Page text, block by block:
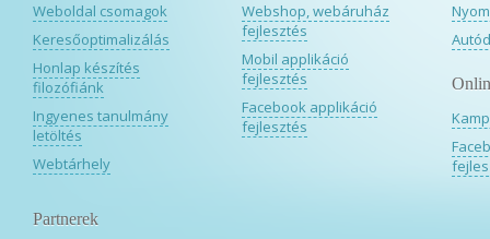
Weboldal csomagok
Keresőoptimalizálás
Honlap készítés
filozófiánk
Ingyenes tanulmány
letöltés
Webtárhely
Webshop, webáruház
fejlesztés
Mobil applikáció
fejlesztés
Facebook applikáció
fejlesztés
Partnerek